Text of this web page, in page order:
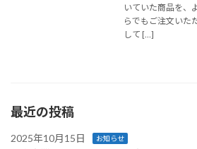
いていた商品を、
らでもご注文いた
して […]
最近の投稿
2025年10月15日 お知らせ